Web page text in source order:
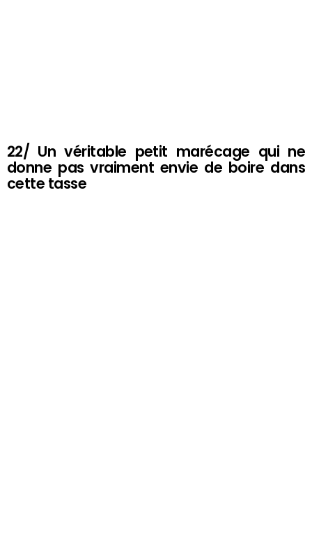
22/ Un véritable petit marécage qui ne
donne pas vraiment envie de boire dans
cette tasse